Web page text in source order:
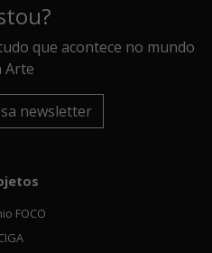
que acontece no mundo
Arte
newsletter
FOCO